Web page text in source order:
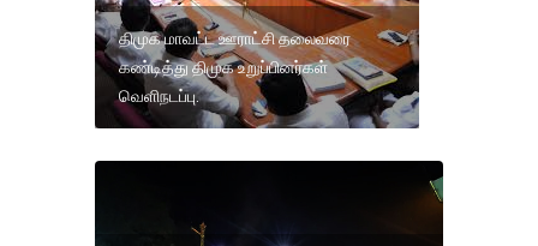
திமுக மாவட்ட ஊராட்சி தலைவரை
கண்டித்து திமுக உறுப்பினர்கள்
வெளிநடப்பு.